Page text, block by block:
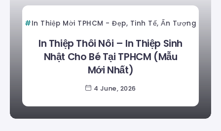
In Thiệp Mời TPHCM - Đẹp, Tinh Tế, Ấn Tượng
In Thiệp Thôi Nôi – In Thiệp Sinh
Nhật Cho Bé Tại TPHCM (Mẫu
Mới Nhất)
4 June, 2026